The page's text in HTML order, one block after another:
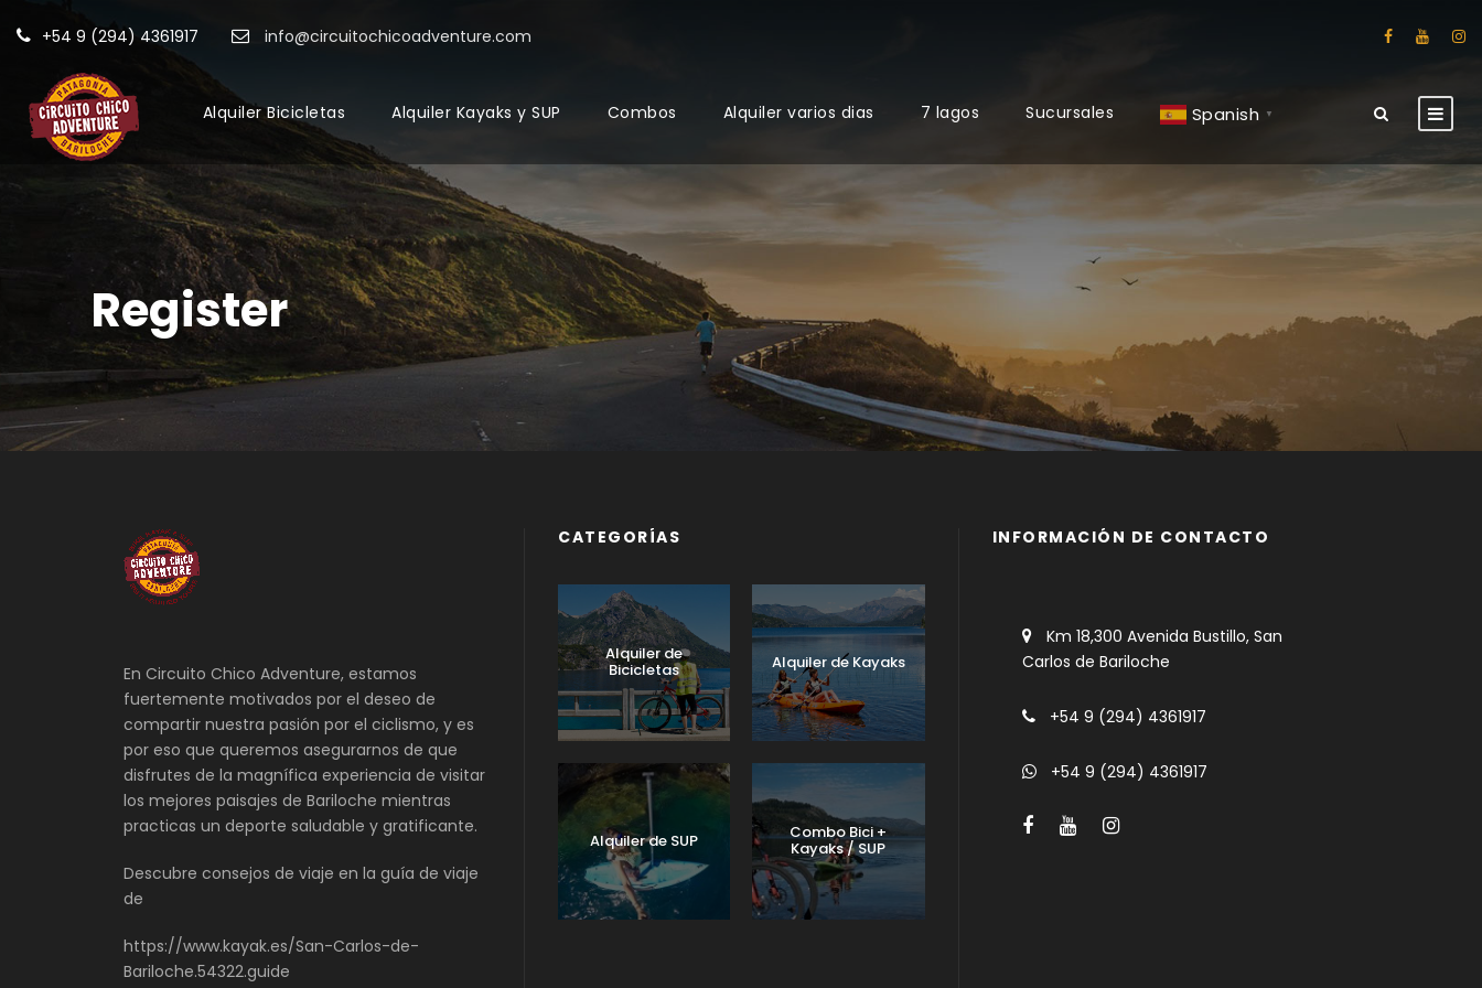
+54 9 (294) 4361917 info@circuitochicoadventure.com
Alquiler Bicicletas Alquiler Kayaks y SUP Combos Alquiler varios dias 7 lagos Sucursales Spanish ▼
Register
En Circuito Chico Adventure, estamos
fuertemente motivados por el deseo de
compartir nuestra pasión por el ciclismo, y es
por eso que queremos asegurarnos de que
disfrutes de la magnífica experiencia de visitar
los mejores paisajes de Bariloche mientras
practicas un deporte saludable y gratificante.
Descubre consejos de viaje en la guía de viaje
de
https://www.kayak.es/San-Carlos-de-
Bariloche.54322.guide
CATEGORÍAS
Alquiler de
Bicicletas Alquiler de Kayaks
Alquiler de SUP Combo Bici +
Kayaks / SUP
INFORMACIÓN DE CONTACTO
Km 18,300 Avenida Bustillo, San
Carlos de Bariloche
+54 9 (294) 4361917
+54 9 (294) 4361917